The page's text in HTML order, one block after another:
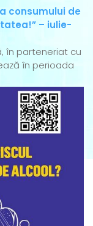
consumului de
– iulie-
în parteneriat cu
în perioada